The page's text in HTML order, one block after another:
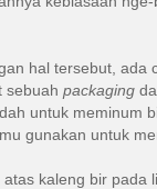
hal tersebut, ada
sebuah packaging
untuk meminum
gunakan untuk
kaleng bir pada